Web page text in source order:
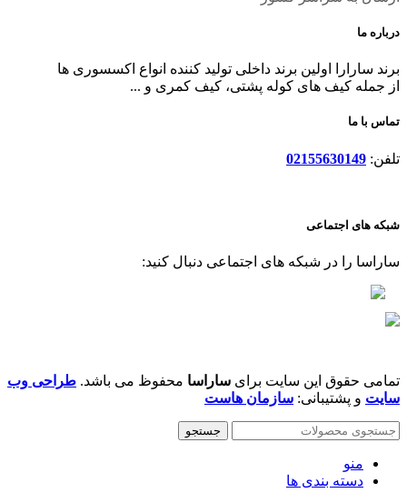
درباره ما
برند سارارا اولین برند داخلی تولید کننده انواع اکسسوری ها
از جمله کیف های کوله پشتی، کیف کمری و ...
تماس با ما
تلفن: 02155630149
شبکه های اجتماعی
ساراسا را در شبکه های اجتماعی دنبال کنید:
تمامی حقوق این سایت برای ساراسا محفوظ می باشد. طراحی وب
سایت و پشتیبانی: سازمان هاست
جستجو
منو
دسته بندی ها